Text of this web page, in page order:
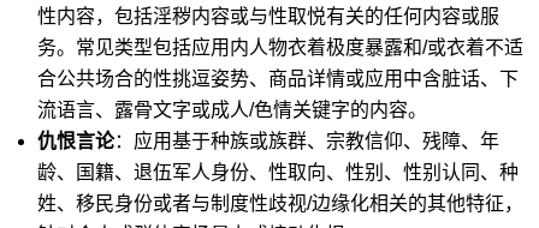
性内容，包括淫秽内容或与性取悦有关的任何内容或服
务。常见类型包括应用内人物衣着极度暴露和/或衣着不适
合公共场合的性挑逗姿势、商品详情或应用中含脏话、下
流语言、露骨文字或成人/色情关键字的内容。
仇恨言论：应用基于种族或族群、宗教信仰、残障、年
龄、国籍、退伍军人身份、性取向、性别、性别认同、种
姓、移民身份或者与制度性歧视/边缘化相关的其他特征，